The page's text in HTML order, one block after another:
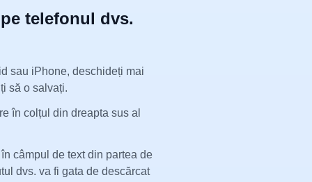
telefonul dvs.
sau iPhone, deschideți mai
să o salvați.
în colțul din dreapta sus al
câmpul de text din partea de
dvs. va fi gata de descărcat